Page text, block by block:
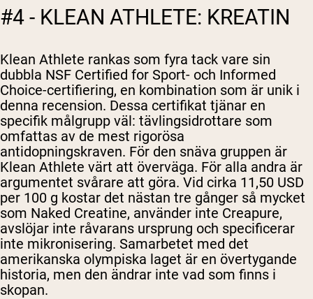
#4 - KLEAN ATHLETE: KREATIN
Klean Athlete rankas som fyra tack vare sin
dubbla NSF Certified for Sport- och Informed
Choice-certifiering, en kombination som är unik i
denna recension. Dessa certifikat tjänar en
specifik målgrupp väl: tävlingsidrottare som
omfattas av de mest rigorösa
antidopningskraven. För den snäva gruppen är
Klean Athlete värt att överväga. För alla andra är
argumentet svårare att göra. Vid cirka 11,50 USD
per 100 g kostar det nästan tre gånger så mycket
som Naked Creatine, använder inte Creapure,
avslöjar inte råvarans ursprung och specificerar
inte mikronisering. Samarbetet med det
amerikanska olympiska laget är en övertygande
historia, men den ändrar inte vad som finns i
skopan.